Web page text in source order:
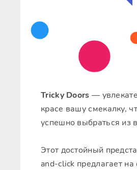
Tricky Doors —
красе вашу смекалку,
успешно выбраться из
Этот достойный
and-click предлагает